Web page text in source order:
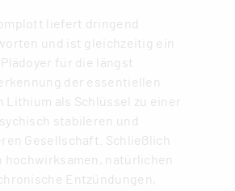
liefert dringend
und ist gleichzeitig ein
für die längst
der essentiellen
Lithium als Schlüssel zu einer
stabileren und
Gesellschaft. Schließlich
hochwirksamen, natürlichen
Entzündungen,